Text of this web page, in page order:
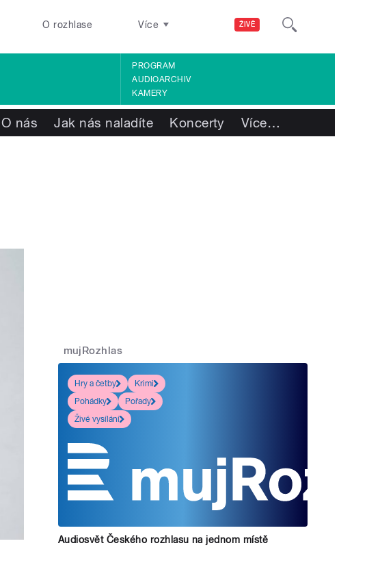
ŽIVĚ
O rozhlase Více
PROGRAM
AUDIOARCHIV
KAMERY
O nás Jak nás naladíte Koncerty Více…
mujRozhlas
Hry a četby
Krimi
Pohádky
Pořady
Živé vysílání
Audiosvět Českého rozhlasu na jednom místě